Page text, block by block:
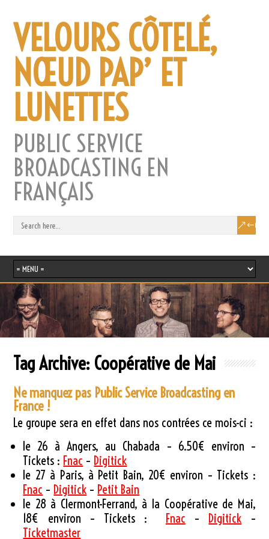
VELOURS CÔTELÉ,
NŒUD PAP’ ET
LUNETTES
PUBLIC SERVICE
BROADCASTING EN
FRANÇAIS
Tag Archive: Coopérative de Mai
Ne manquez pas Public Service Broadcasting en
France !
Le groupe sera en effet dans nos contrées ce mois-ci :
le 26 à Angers, au Chabada – 6.50€ environ –
Tickets : Fnac – Digitick
le 27 à Paris, à Petit Bain, 20€ environ – Tickets :
Fnac – Digitick – Petit Bain
le 28 à Clermont-Ferrand, à la Coopérative de Mai,
18€ environ – Tickets : Fnac – Digitick –
Ticketmaster